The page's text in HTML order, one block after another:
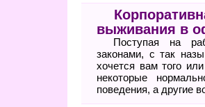
выживания в
Поступая на
законами, с так
хочется вам того
некоторые
поведения, а другие